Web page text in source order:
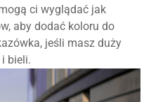
ci wyglądać jak
aby dodać koloru do
jeśli masz duży
bieli.